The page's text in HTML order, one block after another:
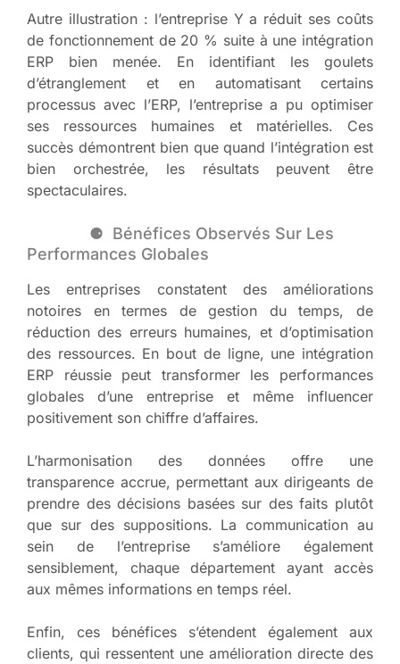
Autre illustration : l’entreprise Y a réduit ses coûts
de fonctionnement de 20 % suite à une intégration
ERP bien menée. En identifiant les goulets
d’étranglement et en automatisant certains
processus avec l’ERP, l’entreprise a pu optimiser
ses ressources humaines et matérielles. Ces
succès démontrent bien que quand l’intégration est
bien orchestrée, les résultats peuvent être
spectaculaires.
Bénéfices Observés Sur Les
Performances Globales
Les entreprises constatent des améliorations
notoires en termes de gestion du temps, de
réduction des erreurs humaines, et d’optimisation
des ressources. En bout de ligne, une intégration
ERP réussie peut transformer les performances
globales d’une entreprise et même influencer
positivement son chiffre d’affaires.
L’harmonisation des données offre une
transparence accrue, permettant aux dirigeants de
prendre des décisions basées sur des faits plutôt
que sur des suppositions. La communication au
sein de l’entreprise s’améliore également
sensiblement, chaque département ayant accès
aux mêmes informations en temps réel.
Enfin, ces bénéfices s’étendent également aux
clients, qui ressentent une amélioration directe des